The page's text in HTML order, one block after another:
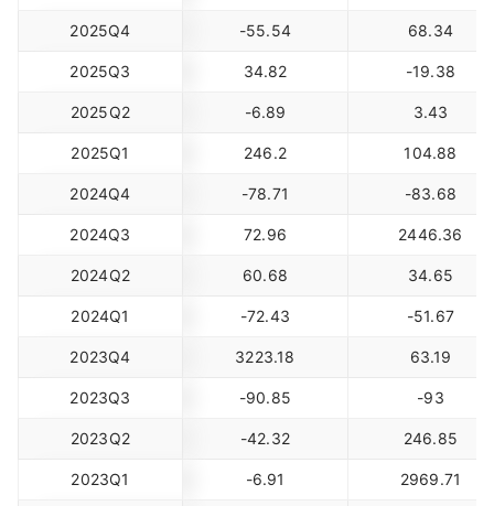
2025Q4 -55.54 68.34
2025Q3 34.82 -19.38
2025Q2 -6.89 3.43
2025Q1 246.2 104.88
2024Q4 -78.71 -83.68
2024Q3 72.96 2446.36
2024Q2 60.68 34.65
2024Q1 -72.43 -51.67
2023Q4 3223.18 63.19
2023Q3 -90.85 -93
2023Q2 -42.32 246.85
2023Q1 -6.91 2969.71